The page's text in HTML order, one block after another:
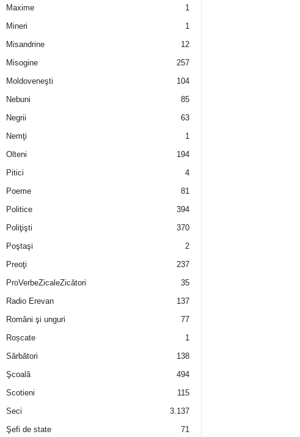
Maxime
1
Mineri
1
Misandrine
12
Misogine
257
Moldoveneşti
104
Nebuni
85
Negrii
63
Nemţi
1
Olteni
194
Pitici
4
Poeme
81
Politice
394
Poliţişti
370
Poştaşi
2
Preoţi
237
ProVerbeZicaleZicători
35
Radio Erevan
137
Români şi unguri
77
Roșcate
1
Sărbători
138
Şcoală
494
Scotieni
115
Seci
3.137
Şefi de state
71